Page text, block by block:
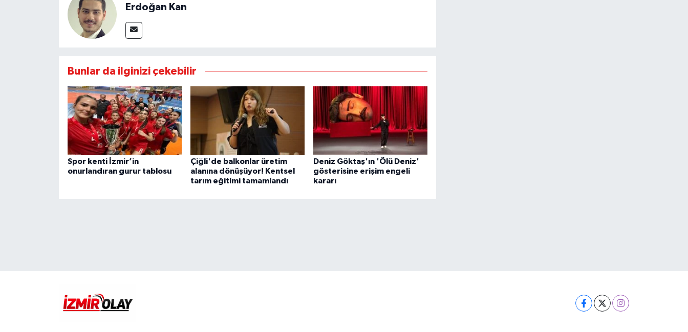
Erdoğan Kan
Bunlar da ilginizi çekebilir
Spor kenti İzmir’in
onurlandıran gurur tablosu
Çiğli'de balkonlar üretim
alanına dönüşüyor! Kentsel
tarım eğitimi tamamlandı
Deniz Göktaş'ın 'Ölü Deniz'
gösterisine erişim engeli
kararı